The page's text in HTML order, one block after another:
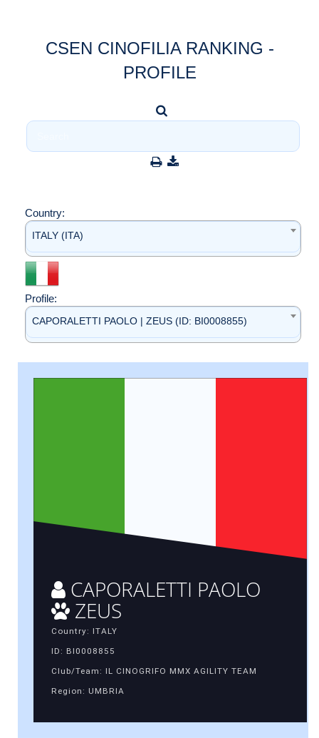
CSEN CINOFILIA RANKING -
PROFILE
Country:
ITALY (ITA)
Profile:
CAPORALETTI PAOLO | ZEUS (ID: BI0008855)
CAPORALETTI PAOLO
ZEUS
Country: ITALY
ID: BI0008855
Club/Team: IL CINOGRIFO MMX AGILITY TEAM
Region: UMBRIA